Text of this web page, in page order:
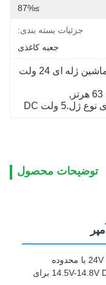
≥87%
جزئیات بسته بندی:
جعبه کاغذی
شارژر باتری ماشین ژله ای 24 ولت
,
توضیحات محصول
شارژر باتری اتومبیل چوبی حرفه ای 24V 20A با محدوده
فرکانس 47 ~ 63Hz و عملکرد سه فاز 14.5V-14.8V DC برای